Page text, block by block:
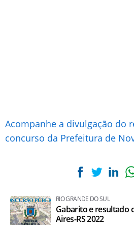
Acompanhe a divulgação do
concurso da Prefeitura de
RIO GRANDE DO SUL
Gabarito e resultado
Aires-RS 2022